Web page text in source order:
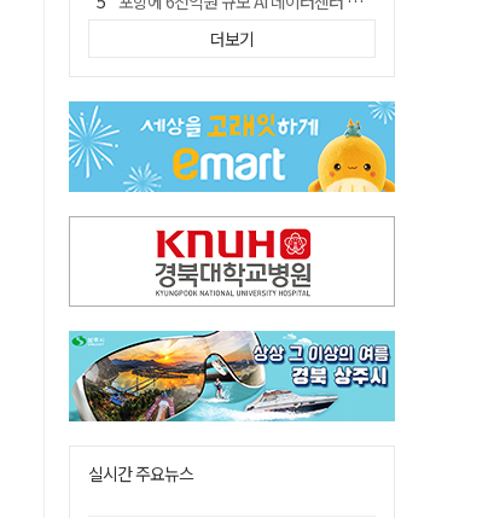
李대통령 "육사 출신이 또 쿠데타 할 수도"…육사 총동창회 "정치적 보복"
경북 영천시, 9월부터 11월까지 반값 여행 혜택 제공
"김용민, 흑백논리로 세상 보는 듯" 검찰 내부서 지탄
월 매출 9천만원에도 문 닫는 영양 젖소농장… "일할 사람이 없어"
더보기
실시간 주요뉴스